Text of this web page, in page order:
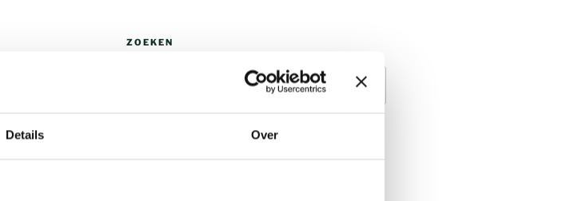
Details Over
ZOEKEN